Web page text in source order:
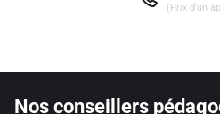
(Prix d'un
Nos conseillers